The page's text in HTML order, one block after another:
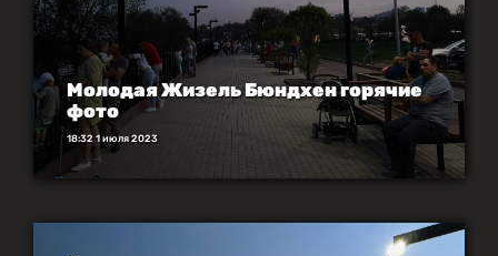
Молодая Жизель Бюндхен горячие
фото
18:32 1 июля 2023